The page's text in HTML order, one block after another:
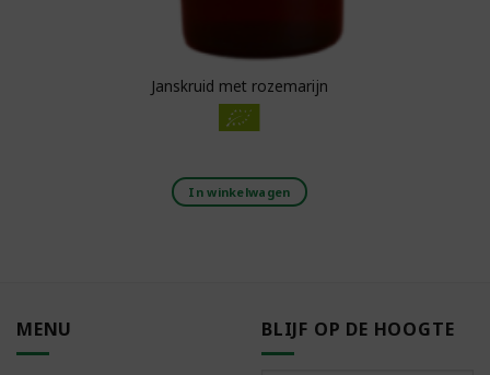
Janskruid met rozemarijn
In winkelwagen
MENU BLIJF OP DE HOOGTE